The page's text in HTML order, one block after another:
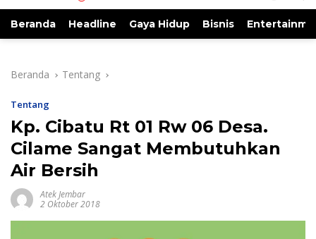
Beranda Headline Gaya Hidup Bisnis
Beranda Tentang
Tentang
Kp. Cibatu Rt 01 Rw 06 Desa.
Cilame Sangat Membutuhkan
Air Bersih
Atek Jembar
2 Oktober 2018